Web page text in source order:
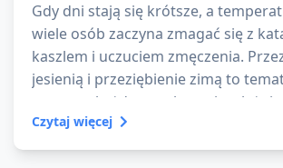
Gdy dni stają się krótsze, a
wiele osób zaczyna zmagać się z
kaszlem i uczuciem zmęczenia.
jesienią i przeziębienie zimą to
powraca każdego roku – niezależnie
stylu życia. Ale dlaczego chorujemy
częściej niż w cieplejszych
Czytaj więcej